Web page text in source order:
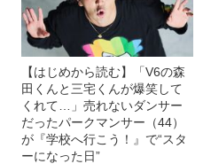
【はじめから読む】「V6の森
田くんと三宅くんが爆笑して
くれて…」売れないダンサー
だったパークマンサー（44）
が『学校へ行こう！』で“スタ
ーになった日”